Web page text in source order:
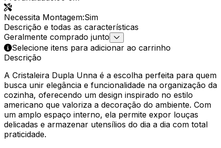
Necessita Montagem:Sim
Descrição e todas as características
Geralmente comprado junto
Selecione itens para adicionar ao carrinho
Descrição
A Cristaleira Dupla Unna é a escolha perfeita para quem
busca unir elegância e funcionalidade na organização da
cozinha, oferecendo um design inspirado no estilo
americano que valoriza a decoração do ambiente. Com
um amplo espaço interno, ela permite expor louças
delicadas e armazenar utensílios do dia a dia com total
praticidade.